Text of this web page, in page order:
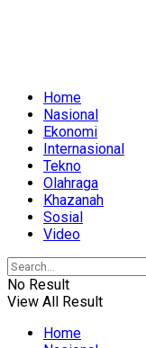
Home
Nasional
Ekonomi
Internasional
Tekno
Olahraga
Khazanah
Sosial
Video
No Result
View All Result
Home